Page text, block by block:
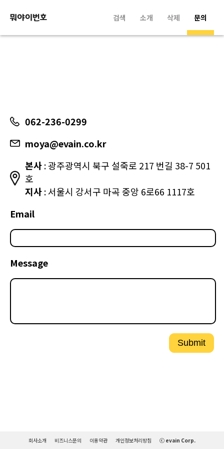
검색 소개 삭제 문의
062-236-0299
moya@evain.co.kr
본사: 광주광역시 북구 설죽로 217 번길 38-7 501
호
지사: 서울시 강서구 마곡 중앙 6로66 1117호
Email
Message
Submit
회사소개 비즈니스문의 이용약관 개인정보처리방침 ⓒ evain Corp.